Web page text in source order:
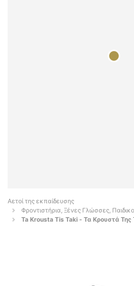
Αετοί της εκπαίδευσης
Φροντιστήρια, Ξένες Γλώσσες,
Ta Krousta Tis Taki - Τα Κρουστά Της